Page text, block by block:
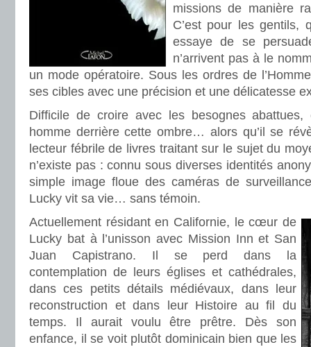
missions de manière
C’est pour les gentils,
essaye de se
n’arrivent pas à le
un mode opératoire. Sous les ordres de
ses cibles avec une précision et une délicatesse
Difficile de croire avec les besognes
homme derrière cette ombre… alors qu’il se
lecteur fébrile de livres traitant sur le sujet du
n’existe pas : connu sous diverses identités
simple image floue des caméras de
Lucky vit sa vie… sans témoin.
Actuellement résidant en Californie, le cœur de
Lucky bat à l’unisson avec Mission Inn et San
Juan Capistrano. Il se perd dans la
contemplation de leurs églises et cathédrales,
dans ces petits détails médiévaux, dans leur
reconstruction et dans leur Histoire au fil du
temps. Il aurait voulu être prêtre. Dès son
enfance, il se voit plutôt dominicain bien que les